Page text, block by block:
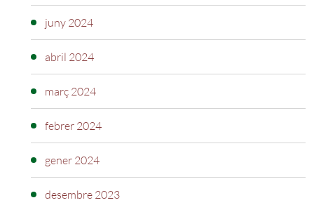
juny 2024
abril 2024
març 2024
febrer 2024
gener 2024
desembre 2023